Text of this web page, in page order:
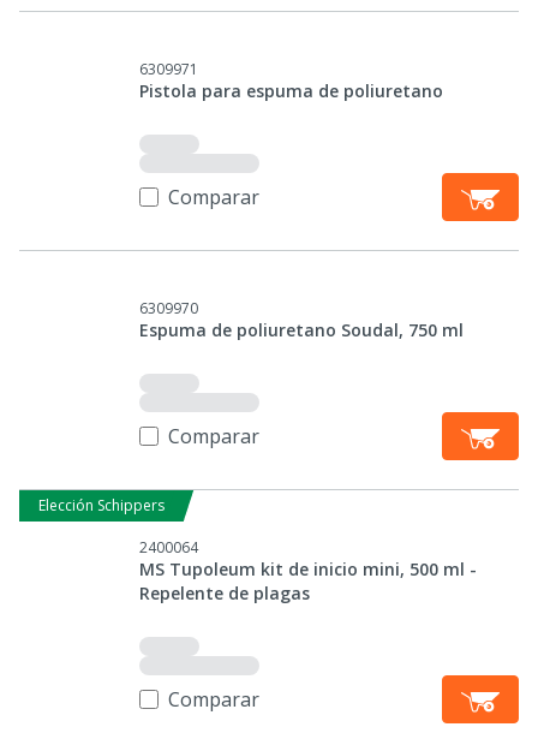
6309971
Pistola para espuma de poliuretano
Comparar
6309970
Espuma de poliuretano Soudal, 750 ml
Comparar
Elección Schippers
2400064
MS Tupoleum kit de inicio mini, 500 ml -
Repelente de plagas
Comparar